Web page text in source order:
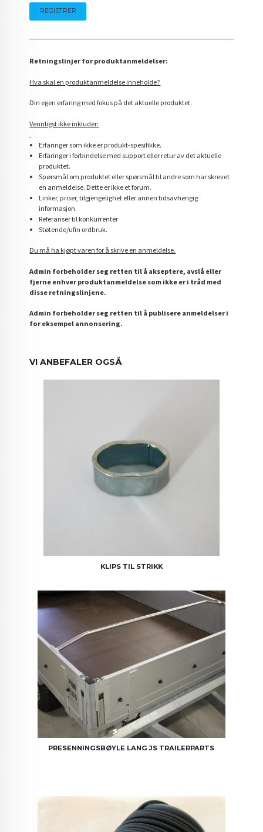
Retningslinjer for produktanmeldelser:
Hva skal en produktanmeldelse inneholde?
Din egen erfaring med fokus på det aktuelle produktet.
Vennligst ikke inkluder:
Erfaringer som ikke er produkt-spesifikke.
Erfaringer i forbindelse med support eller retur av det aktuelle
produktet.
Spørsmål om produktet eller spørsmål til andre som har skrevet
en anmeldelse. Dette er ikke et forum.
Linker, priser, tilgjengelighet eller annen tidsavhengig
informasjon.
Referanser til konkurrenter
Støtende/ufin ordbruk.
Du må ha kjøpt varen for å skrive en anmeldelse.
Admin forbeholder seg retten til å akseptere, avslå eller
fjerne enhver produktanmeldelse som ikke er i tråd med
disse retningslinjene.
Admin forbeholder seg retten til å publisere anmeldelser i
for eksempel annonsering.
VI ANBEFALER OGSÅ
KLIPS TIL STRIKK
PRESENNINGSBØYLE LANG JS TRAILERPARTS